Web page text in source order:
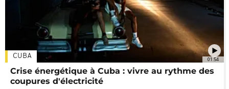
01:54
CUBA
Crise énergétique à Cuba : vivre au rythme des
coupures d'électricité